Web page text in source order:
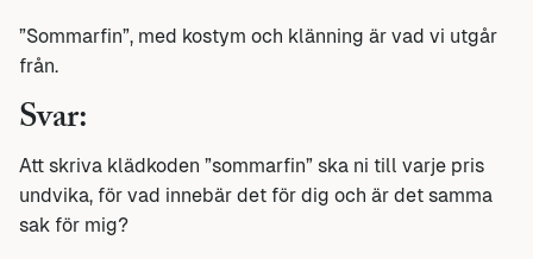
”Sommarfin”, med kostym och klänning är vad vi utgår
från.
Svar:
Att skriva klädkoden ”sommarfin” ska ni till varje pris
undvika, för vad innebär det för dig och är det samma
sak för mig?